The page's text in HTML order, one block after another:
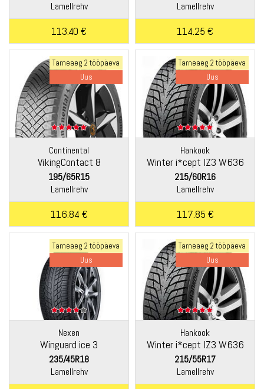
Lamellrehv
113.40 €
Lamellrehv
114.25 €
Tarneaeg 2 tööpäeva
Uus
Continental
VikingContact 8
195/65R15
Lamellrehv
116.84 €
Tarneaeg 2 tööpäeva
Uus
Hankook
Winter i*cept IZ3 W636
215/60R16
Lamellrehv
117.85 €
Tarneaeg 2 tööpäeva
Uus
Nexen
Winguard ice 3
235/45R18
Lamellrehv
Tarneaeg 2 tööpäeva
Uus
Hankook
Winter i*cept IZ3 W636
215/55R17
Lamellrehv